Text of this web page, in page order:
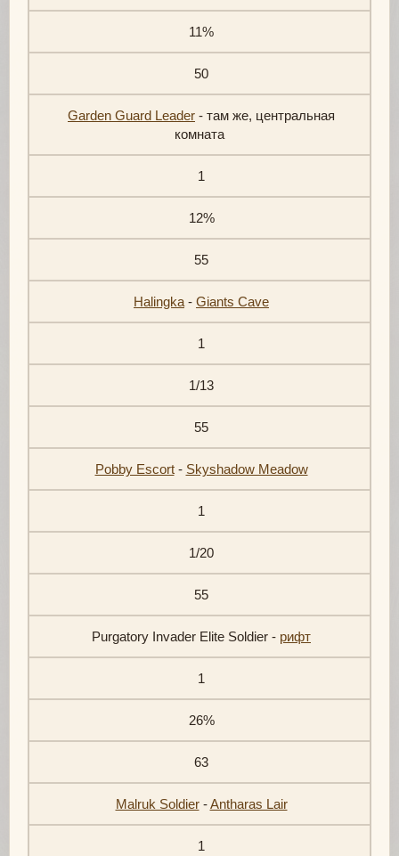
11%
50
Garden Guard Leader - там же, центральная
комната
1
12%
55
Halingka - Giants Cave
1
1/13
55
Pobby Escort- Skyshadow Meadow
1
1/20
55
Purgatory Invader Elite Soldier - рифт
1
26%
63
Malruk Soldier-Antharas Lair
1